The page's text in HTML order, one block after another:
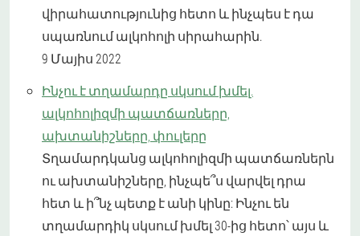
վիրահատությունից հետո և ինչպես է դա
սպառնում ալկոհոլի սիրահարին.
9 Մայիս 2022
Ինչու է տղամարդը սկսում խմել.
ալկոհոլիզմի պատճառները,
ախտանիշները, փուլերը
Տղամարդկանց ալկոհոլիզմի պատճառներն
ու ախտանիշները, ինչպե՞ս վարվել դրա
հետ և ի՞նչ պետք է անի կինը: Ինչու են
տղամարդիկ սկսում խմել 30-ից հետո՝ այս և